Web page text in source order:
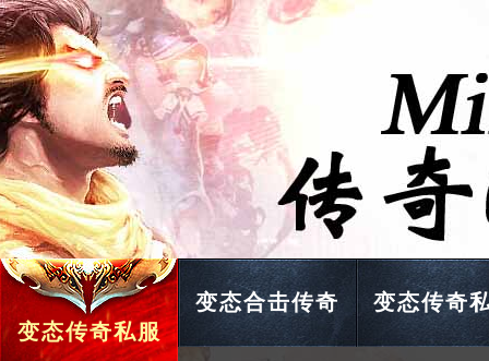
变态传奇私服
变态合击传奇 变态传奇